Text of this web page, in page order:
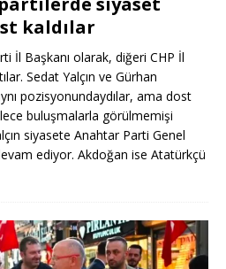
kaldılar
İl Başkanı olarak, diğeri CHP İl
Sedat Yalçın ve Gürhan
pozisyonundaydılar, ama dost
buluşmalarla görülmemişi
siyasete Anahtar Parti Genel
ediyor. Akdoğan ise Atatürkçü